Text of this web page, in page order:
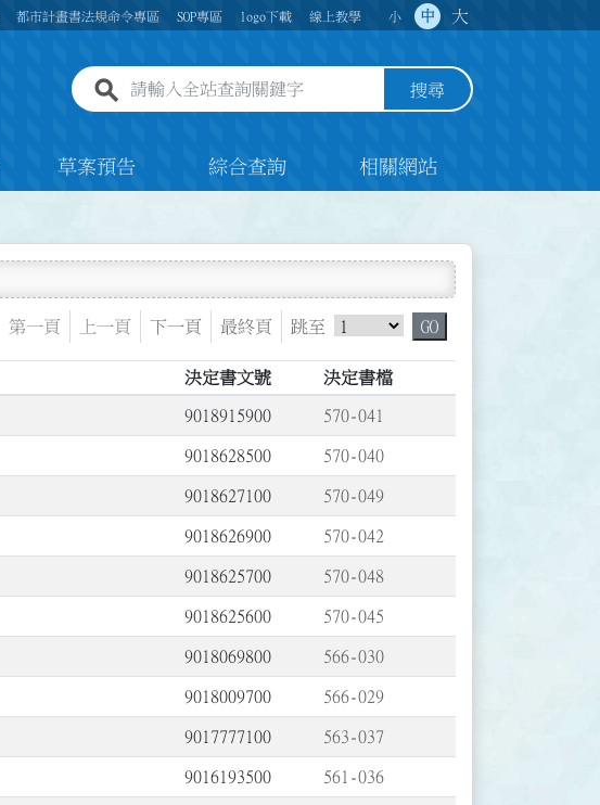
都市計畫書法規命令專區 SOP專區 logo下載 線上教學 小 中 大
全站查詢關鍵字欄位 搜尋
草案預告 綜合查詢 相關網站
第一頁 上一頁 下一頁 最終頁 跳至 跳頁選單 GO
決定書文號 決定書檔
9018915900 570-041
9018628500 570-040
9018627100 570-049
9018626900 570-042
9018625700 570-048
9018625600 570-045
9018069800 566-030
9018009700 566-029
9017777100 563-037
9016193500 561-036